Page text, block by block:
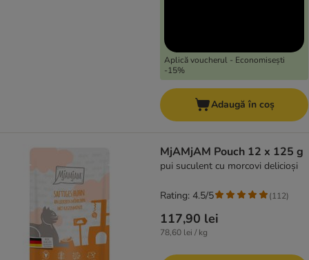
Aplică voucherul - Economisești
-15%
Adaugă în coș
MjAMjAM Pouch 12 x 125 g
pui suculent cu morcovi delicioși
117,90 lei
78,60 lei / kg
Rating: 4.5/5 (112)